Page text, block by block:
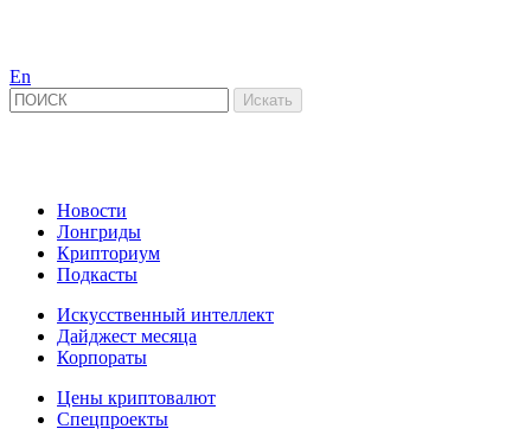
En
Новости
Лонгриды
Крипториум
Подкасты
Искусственный интеллект
Дайджест месяца
Корпораты
Цены криптовалют
Спецпроекты